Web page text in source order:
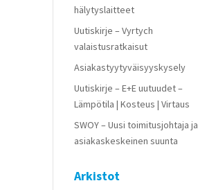
hälytyslaitteet
Uutiskirje – Vyrtych
valaistusratkaisut
Asiakastyytyväisyyskysely
Uutiskirje – E+E uutuudet –
Lämpötila | Kosteus | Virtaus
SWOY – Uusi toimitusjohtaja ja
asiakaskeskeinen suunta
Arkistot